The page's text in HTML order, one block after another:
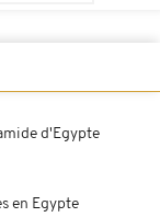
d'Egypte
en Egypte